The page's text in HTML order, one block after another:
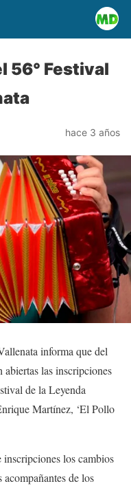
56° Festival
hace 3 años
informa que del
abiertas las inscripciones
de la Leyenda
Martínez, ‘El Pollo
inscripciones los cambios
acompañantes de los